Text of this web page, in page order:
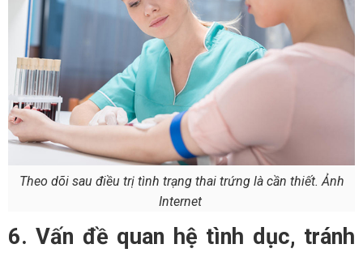
Theo dõi sau điều trị tình trạng thai trứng là cần thiết. Ảnh
Internet
6. Vấn đề quan hệ tình dục, tránh